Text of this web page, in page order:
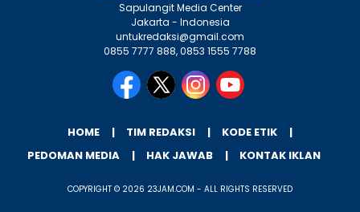
Sapulangit Media Center
Jakarta - Indonesia
untukredaksi@gmail.com
0855 7777 888, 0853 1555 7788
HOME TIM REDAKSI
KODE ETIK
PEDOMAN MEDIA
HAK JAWAB KONTAK IKLAN
COPYRIGHT © 2026 23JAM.COM - ALL RIGHTS RESERVED